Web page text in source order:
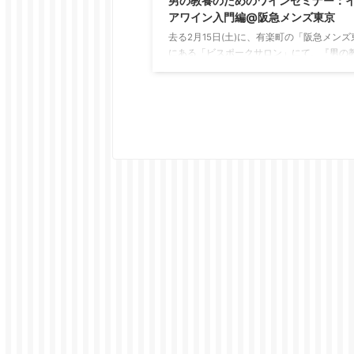
アワイン入門編@阪急メンズ東京
去る2月15日(土)に、有楽町の「阪急メンズ
にある「ビスポークサロン」にて、『男の